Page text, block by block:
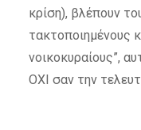
κρίση), βλέπουν
τακτοποιημένους
νοικοκυραίους”,
ΟΧΙ σαν την